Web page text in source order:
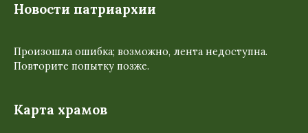
Новости патриархии
Произошла ошибка; возможно, лента недоступна.
Повторите попытку позже.
Карта храмов